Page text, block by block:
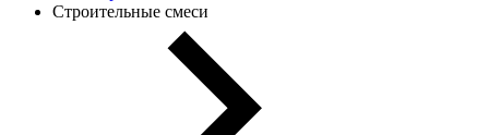
Строительные смеси